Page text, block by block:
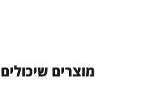
מוצרים שיכולים